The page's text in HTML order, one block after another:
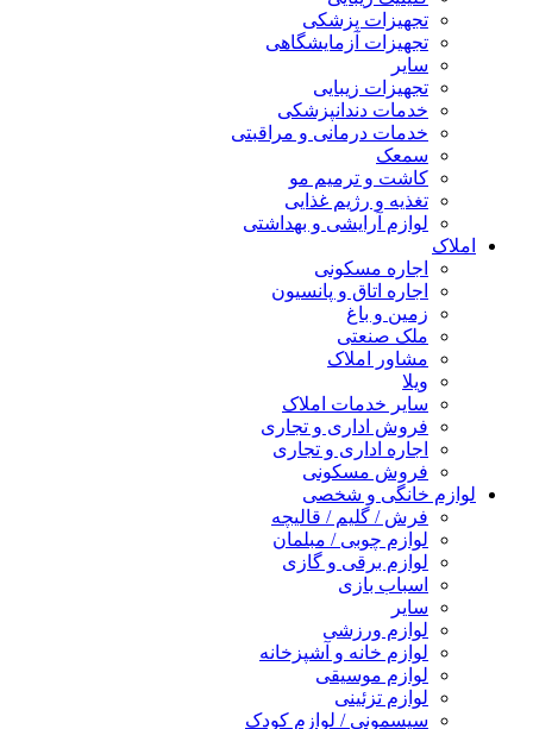
تجهیزات پزشکی
تجهیزات آزمایشگاهی
سایر
تجهیزات زیبایی
خدمات دندانپزشکی
خدمات درمانی و مراقبتی
سمعک
کاشت و ترمیم مو
تغذیه و رژیم غذایی
لوازم آرایشی و بهداشتی
املاک
اجاره مسکونی
اجاره اتاق و پانسیون
زمین و باغ
ملک صنعتی
مشاور املاک
ویلا
سایر خدمات املاک
فروش اداری و تجاری
اجاره اداری و تجاری
فروش مسکونی
لوازم خانگی و شخصی
فرش / گلیم / قالیچه
لوازم چوبی / مبلمان
لوازم برقی و گازی
اسباب بازی
سایر
لوازم ورزشی
لوازم خانه و آشپزخانه
لوازم موسیقی
لوازم تزئینی
سیسمونی / لوازم کودک